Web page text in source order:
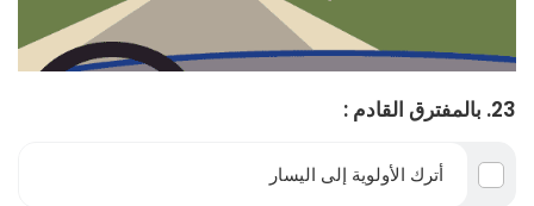
23. بالمفترق القادم :
أترك الأولوية إلى اليسار